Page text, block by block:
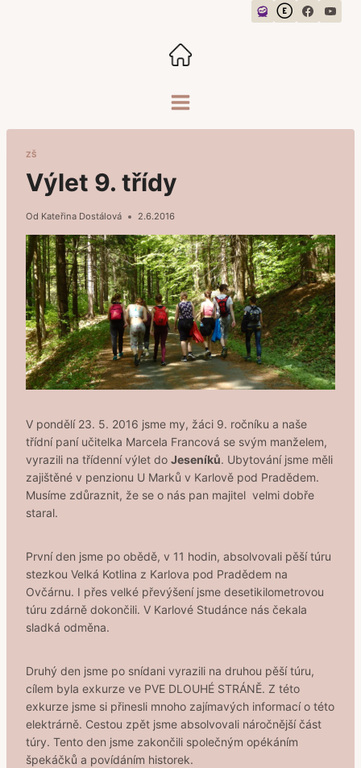
ZŠ
Výlet 9. třídy
Od Kateřina Dostálová 2.6.2016
V pondělí 23. 5. 2016 jsme my, žáci 9. ročníku a naše
třídní paní učitelka Marcela Francová se svým manželem,​​
vyrazili na třídenní výlet do Jeseníků. Ubytování jsme měli
zajištěné v penzionu U Marků v Karlově pod Pradědem.
Musíme zdůraznit, že se o nás pan majitel velmi dobře
staral.
První den jsme po obědě, v 11 hodin, absolvovali pěší túru
stezkou Velká Kotlina z Karlova pod Pradědem na
Ovčárnu. I přes velké převýšení jsme desetikilometrovou
túru zdárně dokončili. V Karlové Studánce nás čekala
sladká odměna.
Druhý den jsme po snídani vyrazili na druhou pěší túru,
cílem byla exkurze ve PVE DLOUHÉ STRÁNĚ. Z této
exkurze jsme si přinesli mnoho zajímavých informací o této
elektrárně. Cestou zpět jsme absolvovali náročnější část
túry. Tento den jsme zakončili společným opékáním
špekáčků a povídáním historek.